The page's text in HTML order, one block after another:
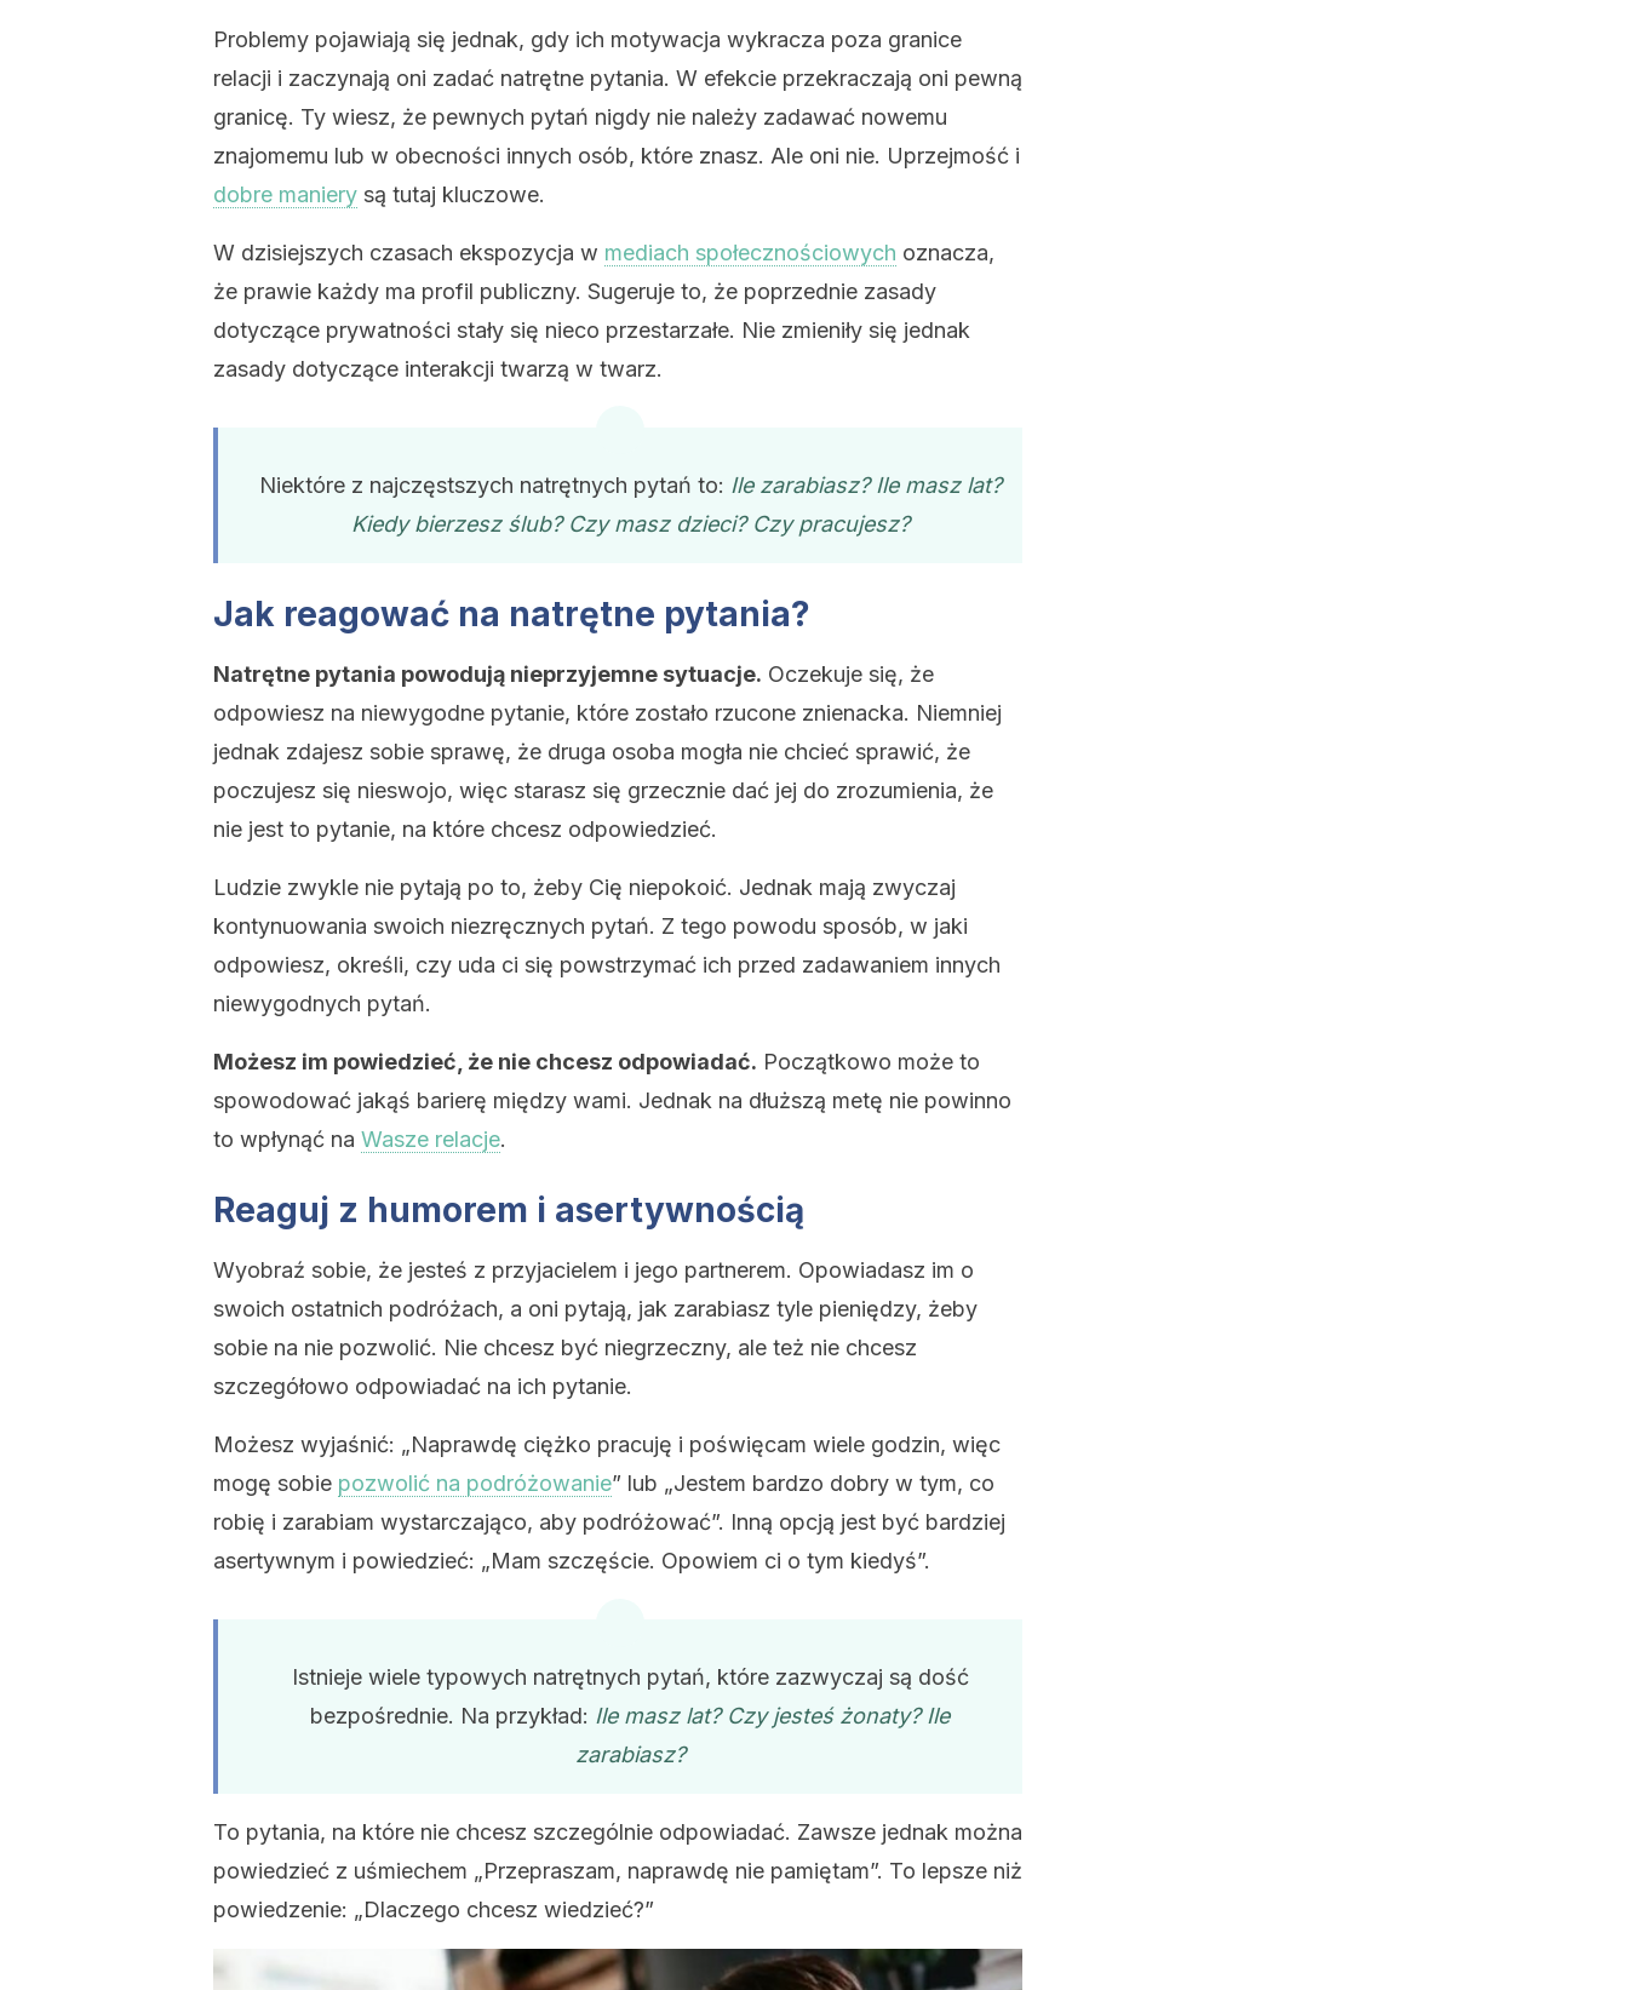
Problemy pojawiają się jednak, gdy ich motywacja wykracza poza granice
relacji i zaczynają oni zadać natrętne pytania. W efekcie przekraczają oni pewną
granicę. Ty wiesz, że pewnych pytań nigdy nie należy zadawać nowemu
znajomemu lub w obecności innych osób, które znasz. Ale oni nie. Uprzejmość i
dobre maniery są tutaj kluczowe.
W dzisiejszych czasach ekspozycja w mediach społecznościowych oznacza,
że prawie każdy ma profil publiczny. Sugeruje to, że poprzednie zasady
dotyczące prywatności stały się nieco przestarzałe. Nie zmieniły się jednak
zasady dotyczące interakcji twarzą w twarz.
Niektóre z najczęstszych natrętnych pytań to: Ile zarabiasz? Ile masz lat?
Kiedy bierzesz ślub? Czy masz dzieci? Czy pracujesz?
Jak reagować na natrętne pytania?
Natrętne pytania powodują nieprzyjemne sytuacje. Oczekuje się, że
odpowiesz na niewygodne pytanie, które zostało rzucone znienacka. Niemniej
jednak zdajesz sobie sprawę, że druga osoba mogła nie chcieć sprawić, że
poczujesz się nieswojo, więc starasz się grzecznie dać jej do zrozumienia, że
nie jest to pytanie, na które chcesz odpowiedzieć.
Ludzie zwykle nie pytają po to, żeby Cię niepokoić. Jednak mają zwyczaj
kontynuowania swoich niezręcznych pytań. Z tego powodu sposób, w jaki
odpowiesz, określi, czy uda ci się powstrzymać ich przed zadawaniem innych
niewygodnych pytań.
Możesz im powiedzieć, że nie chcesz odpowiadać. Początkowo może to
spowodować jakąś barierę między wami. Jednak na dłuższą metę nie powinno
to wpłynąć na Wasze relacje.
Reaguj z humorem i asertywnością
Wyobraź sobie, że jesteś z przyjacielem i jego partnerem. Opowiadasz im o
swoich ostatnich podróżach, a oni pytają, jak zarabiasz tyle pieniędzy, żeby
sobie na nie pozwolić. Nie chcesz być niegrzeczny, ale też nie chcesz
szczegółowo odpowiadać na ich pytanie.
Możesz wyjaśnić: „Naprawdę ciężko pracuję i poświęcam wiele godzin, więc
mogę sobie pozwolić na podróżowanie” lub „Jestem bardzo dobry w tym, co
robię i zarabiam wystarczająco, aby podróżować”. Inną opcją jest być bardziej
asertywnym i powiedzieć: „Mam szczęście. Opowiem ci o tym kiedyś”.
Istnieje wiele typowych natrętnych pytań, które zazwyczaj są dość
bezpośrednie. Na przykład: Ile masz lat? Czy jesteś żonaty? Ile
zarabiasz?
To pytania, na które nie chcesz szczególnie odpowiadać. Zawsze jednak można
powiedzieć z uśmiechem „Przepraszam, naprawdę nie pamiętam”. To lepsze niż
powiedzenie: „Dlaczego chcesz wiedzieć?”